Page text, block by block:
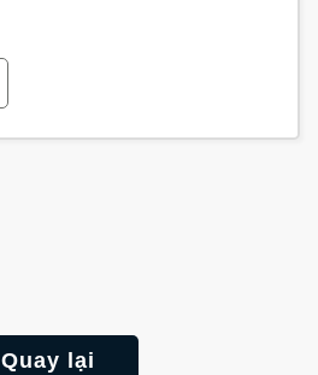
Quay lại